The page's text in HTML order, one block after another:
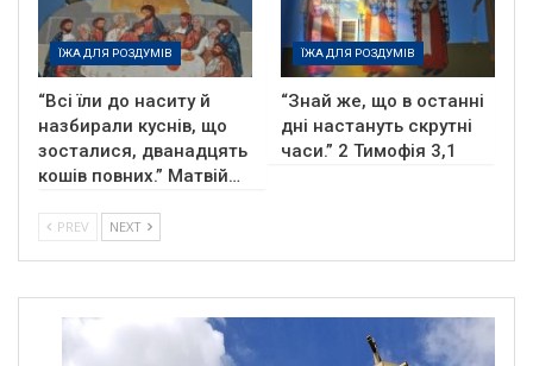
ЇЖА ДЛЯ РОЗДУМІВ
“Всі їли до наситу й
назбирали куснів, що
зосталися, дванадцять
кошів повних.” Матвій…
ЇЖА ДЛЯ РОЗДУМІВ
“Знай же, що в останні
дні настануть скрутні
часи.” 2 Тимофія 3,1
PREV NEXT